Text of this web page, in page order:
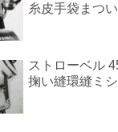
糸皮手袋まつ
ストローベル
掬い縫環縫ミ